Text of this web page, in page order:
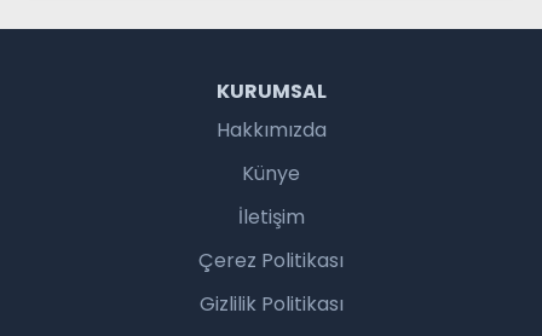
KURUMSAL
Hakkımızda
Künye
İletişim
Çerez Politikası
Gizlilik Politikası